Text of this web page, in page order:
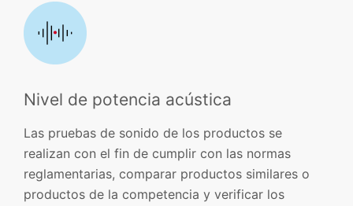
Nivel de potencia acústica
Las pruebas de sonido de los productos se
realizan con el fin de cumplir con las normas
reglamentarias, comparar productos similares o
productos de la competencia y verificar los